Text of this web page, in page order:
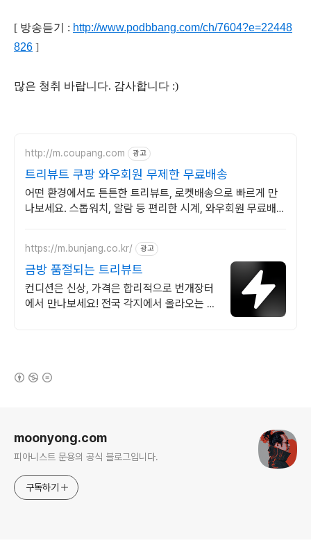
[ 방송듣기 : http://www.podbbang.com/ch/7604?e=22448
826 ]
많은 청취 바랍니다. 감사합니다 :)
http://m.coupang.com 광고
트리뷰트 쿠팡 와우회원 무제한 무료배송
어떤 환경에서도 튼튼한 트리뷰트, 로켓배송으로 빠르게 만
나보세요. 스톱워치, 알람 등 편리한 시계, 와우회원 무료배송
https://m.bunjang.co.kr/ 광고
금방 품절되는 트리뷰트
컨디션은 신상, 가격은 합리적으로 번개장터
에서 만나보세요! 전국 각지에서 올라오는 전
moonyong.com
피아니스트 문용의 공식 블로그입니다.
구독하기